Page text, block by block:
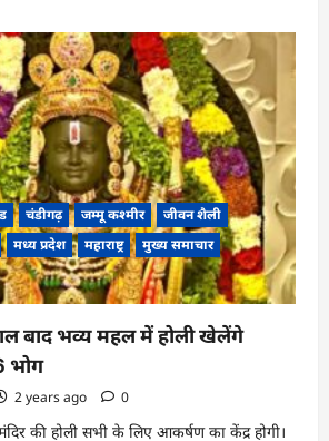
चंडीगढ़ जम्मू कश्मीर
जीवन शैली
मध्य प्रदेश महाराष्ट्र
मुख्य समाचार
बाद भव्य महल में होली खेलेंगे
भोग
2 years ago 0
की होली सभी के लिए आकर्षण का केंद्र होगी।